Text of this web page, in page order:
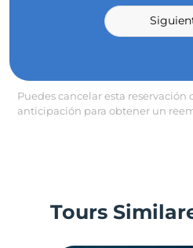
Puedes cancelar esta reservación
anticipación para obtener un
Tours